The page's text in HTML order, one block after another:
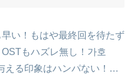
い！もはや最終回を待たず
もハズレ無し！가호
える印象はハンパない！…